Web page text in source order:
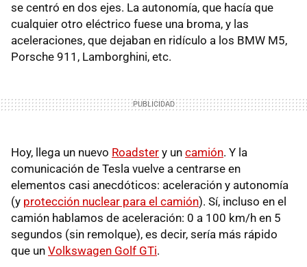
se centró en dos ejes. La autonomía, que hacía que
cualquier otro eléctrico fuese una broma, y las
aceleraciones, que dejaban en ridículo a los BMW M5,
Porsche 911, Lamborghini, etc.
Hoy, llega un nuevo Roadster y un camión. Y la
comunicación de Tesla vuelve a centrarse en
elementos casi anecdóticos: aceleración y autonomía
(y protección nuclear para el camión). Sí, incluso en el
camión hablamos de aceleración: 0 a 100 km/h en 5
segundos (sin remolque), es decir, sería más rápido
que un Volkswagen Golf GTi.